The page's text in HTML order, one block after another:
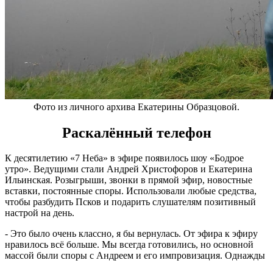
Фото из личного архива Екатерины Образцовой.
Раскалённый телефон
К десятилетию «7 Неба» в эфире появилось шоу «Бодрое
утро». Ведущими стали Андрей Христофоров и Екатерина
Ильинская. Розыгрыши, звонки в прямой эфир, новостные
вставки, постоянные споры. Использовали любые средства,
чтобы разбудить Псков и подарить слушателям позитивный
настрой на день.
- Это было очень классно, я бы вернулась. От эфира к эфиру
нравилось всё больше. Мы всегда готовились, но основной
массой были споры с Андреем и его импровизация. Однажды